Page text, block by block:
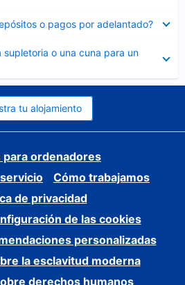
o pagos por adelantado?
supletoria o una cuna para un
tu alojamiento
para ordenadores
Cómo trabajamos
de privacidad
de las cookies
personalizadas
la esclavitud moderna
derechos humanos